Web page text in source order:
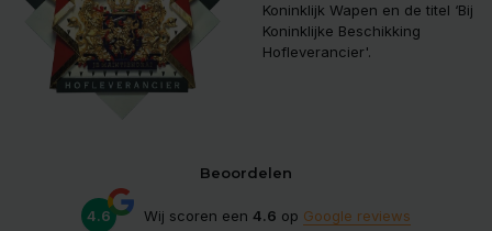
Koninklijk Wapen en de titel ‘Bij
Koninklijke Beschikking
Hofleverancier'.
Beoordelen
4.6 Wij scoren een 4.6 op Google reviews